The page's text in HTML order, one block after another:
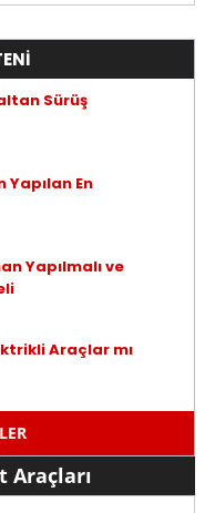
Sürüş
Yapılan En
Yapılmalı ve
Araçlar mı
Araçları